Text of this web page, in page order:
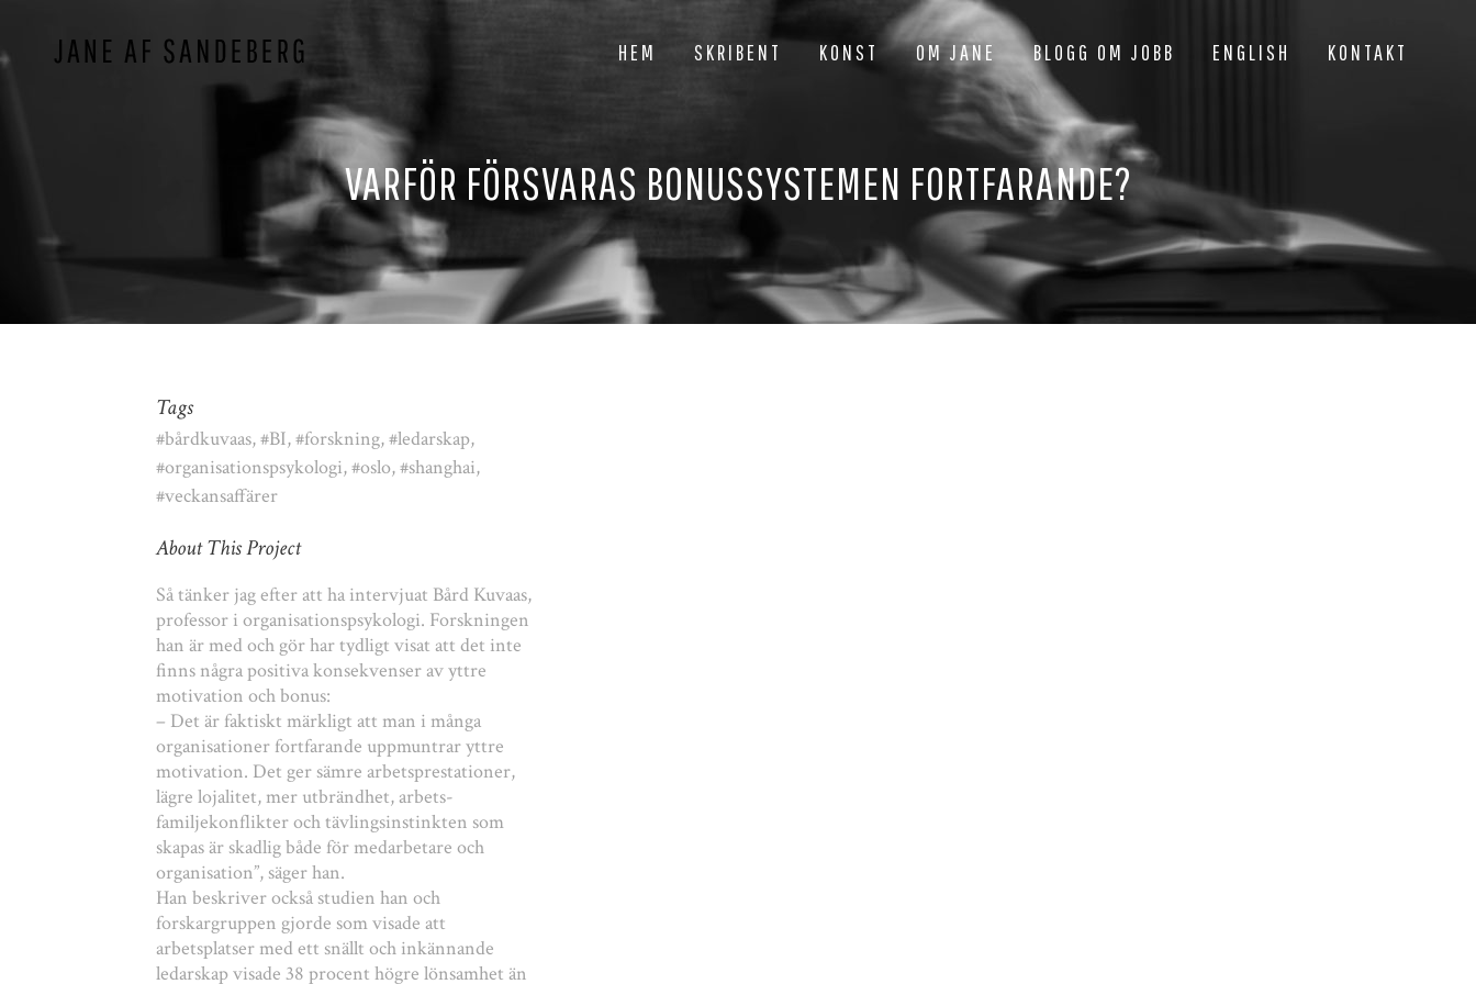
HEM SKRIBENT KONST OM JANE BLOGG OM JOBB ENGLISH KONTAKT
VARFÖR FÖRSVARAS BONUSSYSTEMEN FORTFARANDE?
Tags
#bårdkuvaas, #BI, #forskning, #ledarskap,
#organisationspsykologi, #oslo, #shanghai,
#veckansaffärer
About This Project
Så tänker jag efter att ha intervjuat Bård Kuvaas,
professor i organisationspsykologi. Forskningen
han är med och gör har tydligt visat att det inte
finns några positiva konsekvenser av yttre
motivation och bonus:
– Det är faktiskt märkligt att man i många
organisationer fortfarande uppmuntrar yttre
motivation. Det ger sämre arbetsprestationer,
lägre lojalitet, mer utbrändhet, arbets-
familjekonflikter och tävlingsinstinkten som
skapas är skadlig både för medarbetare och
organisation”, säger han.
Han beskriver också studien han och
forskargruppen gjorde som visade att
arbetsplatser med ett snällt och inkännande
ledarskap visade 38 procent högre lönsamhet än